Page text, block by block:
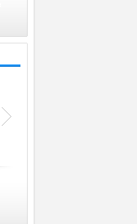
Kadına Yönelik Şiddetle Mücadele"